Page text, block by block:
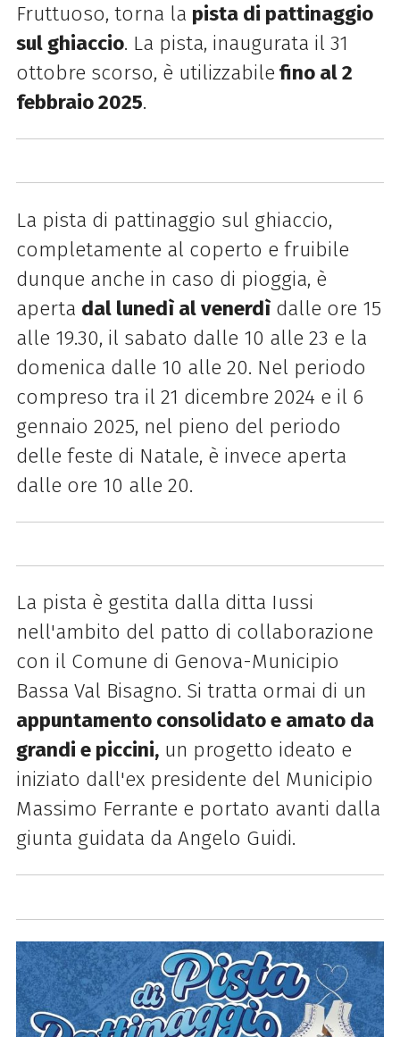
Fruttuoso, torna la pista di pattinaggio
sul ghiaccio. La pista, inaugurata il 31
ottobre scorso, è utilizzabile fino al 2
febbraio 2025.
La pista di pattinaggio sul ghiaccio,
completamente al coperto e fruibile
dunque anche in caso di pioggia, è
aperta dal lunedì al venerdìdalle ore 15
alle 19.30, il sabato dalle 10 alle 23 e la
domenica dalle 10 alle 20. Nel periodo
compreso tra il 21 dicembre 2024 e il 6
gennaio 2025, nel pieno del periodo
delle feste di Natale, è invece aperta
dalle ore 10 alle 20.
La pista è gestita dalla ditta Iussi
nell'ambito del patto di collaborazione
con il Comune di Genova-Municipio
Bassa Val Bisagno. Si tratta ormai di un
appuntamento consolidato e amato da
grandi e piccini,un progetto ideato e
iniziato dall'ex presidente del Municipio
Massimo Ferrante e portato avanti dalla
giunta guidata da Angelo Guidi.